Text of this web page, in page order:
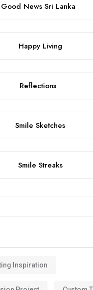
Good News Sri Lanka
Happy Living
Reflections
Smile Sketches
Smile Streaks
Inspiration